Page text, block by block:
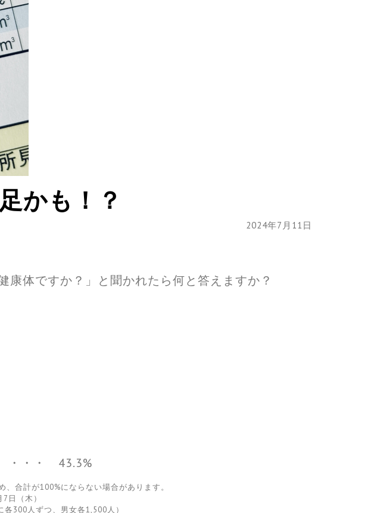
かも！？
2024年7月11日
体ですか？」と聞かれたら何と答えますか？
・・・ 43.3%
合計が100%にならない場合があります。
日（木）
300人ずつ、男女各1,500人）